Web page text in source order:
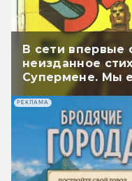
В сети впервые
неизданное
Супермене. Мы
РЕКЛАМА